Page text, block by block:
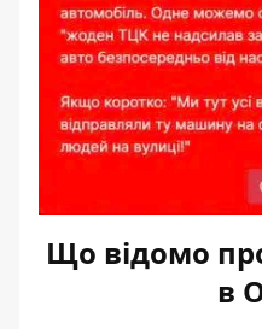
Що відомо
в